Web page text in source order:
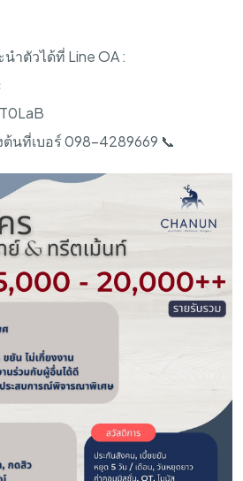
ำตัวได้ที่ Line OA :
นที่เบอร์ 098-4289669 📞